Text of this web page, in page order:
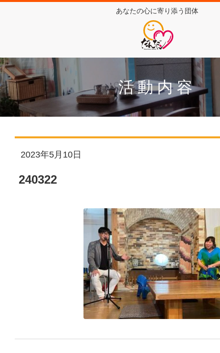
あなたの心に寄り添う団体
活動内容
2023年5月10日
240322